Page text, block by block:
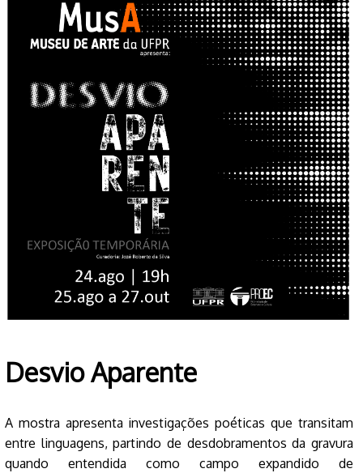
Desvio Aparente
A mostra apresenta investigações poéticas que transitam
entre linguagens, partindo de desdobramentos da gravura
quando entendida como campo expandido de